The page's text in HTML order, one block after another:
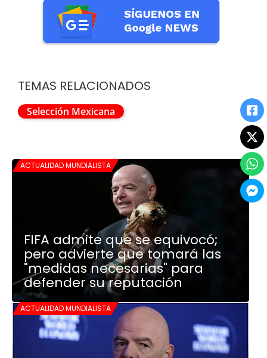
TEMAS RELACIONADOS
Selección Mexicana
ACTUALIDAD MUNDIALISTA
FIFA admite que se equivocó;
pero advierte que tomará las
"medidas necesarias" para
defender su reputación
ACTUALIDAD MUNDIALISTA